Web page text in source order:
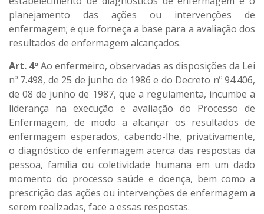
planejamento das ações ou intervenções de
enfermagem; e que forneça a base para a avaliação dos
resultados de enfermagem alcançados.
Art. 4ºAo enfermeiro, observadas as disposições da Lei
nº 7.498, de 25 de junho de 1986 e do Decreto nº 94.406,
de 08 de junho de 1987, que a regulamenta, incumbe a
liderança na execução e avaliação do Processo de
Enfermagem, de modo a alcançar os resultados de
enfermagem esperados, cabendo-lhe, privativamente,
o diagnóstico de enfermagem acerca das respostas da
pessoa, família ou coletividade humana em um dado
momento do processo saúde e doença, bem como a
prescrição das ações ou intervenções de enfermagem a
serem realizadas, face a essas respostas.